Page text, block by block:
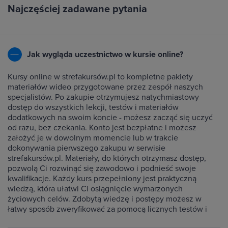
Najczęściej zadawane pytania
Jak wygląda uczestnictwo w kursie online?
Kursy online w strefakursów.pl to kompletne pakiety
materiałów wideo przygotowane przez zespół naszych
specjalistów. Po zakupie otrzymujesz natychmiastowy
dostęp do wszystkich lekcji, testów i materiałów
dodatkowych na swoim koncie - możesz zacząć się uczyć
od razu, bez czekania. Konto jest bezpłatne i możesz
założyć je w dowolnym momencie lub w trakcie
dokonywania pierwszego zakupu w serwisie
strefakursów.pl. Materiały, do których otrzymasz dostęp,
pozwolą Ci rozwinąć się zawodowo i podnieść swoje
kwalifikacje. Każdy kurs przepełniony jest praktyczną
wiedzą, która ułatwi Ci osiągnięcie wymarzonych
życiowych celów. Zdobytą wiedzę i postępy możesz w
łatwy sposób zweryfikować za pomocą licznych testów i